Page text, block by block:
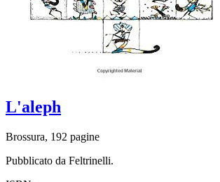
L'aleph
Brossura, 192 pagine
Pubblicato da Feltrinelli.